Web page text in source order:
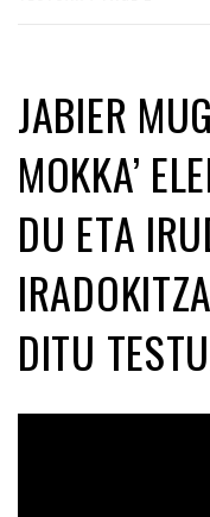
JABIER
MOKKA’
DU ETA
DITU